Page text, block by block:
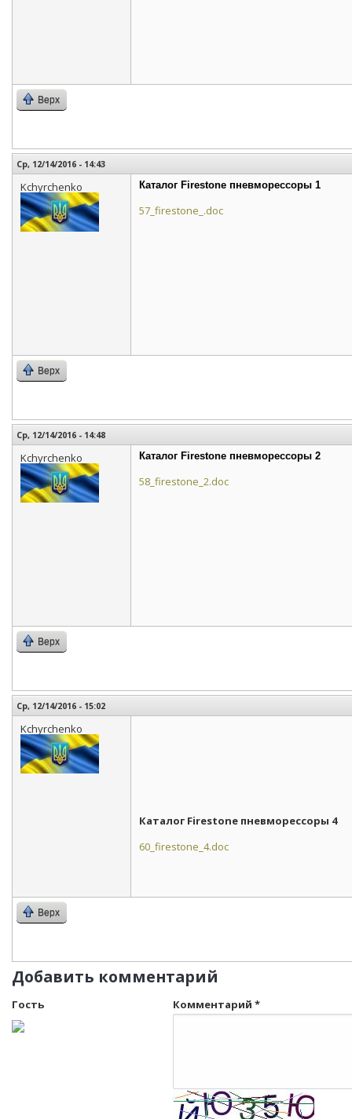
Верх
Ср, 12/14/2016 - 14:43
Kchyrchenko Каталог Firestone пневморессоры 1
57_firestone_.doc
Верх
Ср, 12/14/2016 - 14:48
Kchyrchenko Каталог Firestone пневморессоры 2
58_firestone_2.doc
Верх
Ср, 12/14/2016 - 15:02
Kchyrchenko
Каталог Firestone пневморессоры 4
60_firestone_4.doc
Верх
Добавить комментарий
Гость Комментарий *